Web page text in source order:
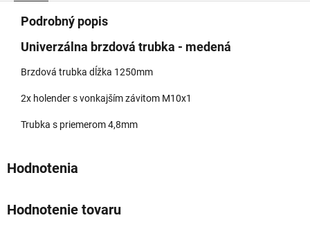
Podrobný popis
Univerzálna brzdová trubka - medená
Brzdová trubka dĺžka 1250mm
2x holender s vonkajším závitom M10x1
Trubka s priemerom 4,8mm
Hodnotenie tovaru